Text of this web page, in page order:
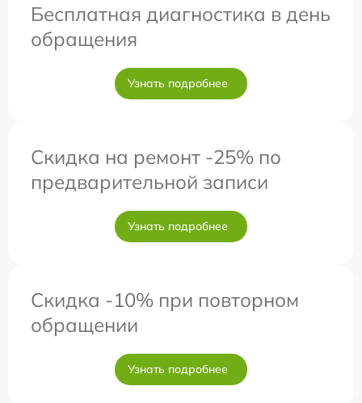
Бесплатная диагностика в день
обращения
Узнать подробнее
Скидка на ремонт -25% по
предварительной записи
Узнать подробнее
Скидка -10% при повторном
обращении
Узнать подробнее